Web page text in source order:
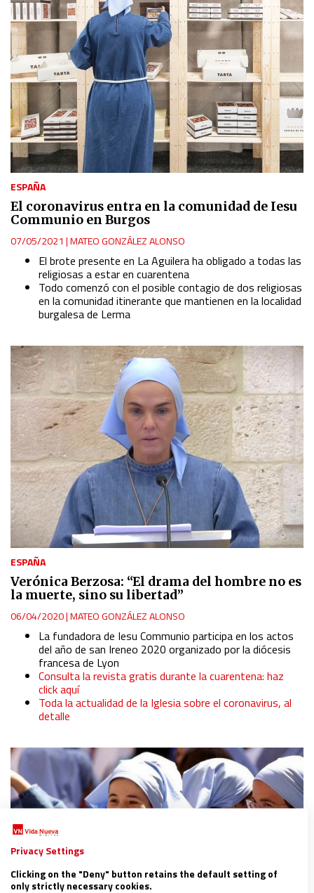
ESPAÑA
El coronavirus entra en la comunidad de Iesu
Communio en Burgos
07/05/2021 |MATEO GONZÁLEZ ALONSO
El brote presente en La Aguilera ha obligado a todas las
religiosas a estar en cuarentena
Todo comenzó con el posible contagio de dos religiosas
en la comunidad itinerante que mantienen en la localidad
burgalesa de Lerma
ESPAÑA
Verónica Berzosa: “El drama del hombre no es
la muerte, sino su libertad”
06/04/2020|MATEO GONZÁLEZ ALONSO
La fundadora de Iesu Communio participa en los actos
del año de san Ireneo 2020 organizado por la diócesis
francesa de Lyon
Consulta la revista gratis durante la cuarentena: haz
click aquí
Toda la actualidad de la Iglesia sobre el coronavirus, al
detalle
Privacy Settings
Clicking on the "Deny" button retains the default setting of
only strictly necessary cookies.